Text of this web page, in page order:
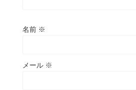
名前 ※
メール ※